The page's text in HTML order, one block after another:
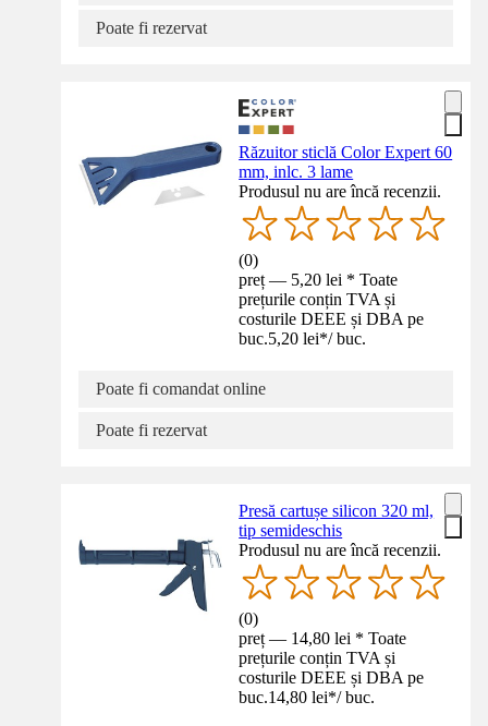
Poate fi rezervat
Răzuitor sticlă Color Expert 60
mm, inlc. 3 lame
Produsul nu are încă recenzii.
(0)
preț — 5,20 lei * Toate
prețurile conțin TVA și
costurile DEEE și DBA pe
buc.5,20 lei*/ buc.
Poate fi comandat online
Poate fi rezervat
Presă cartușe silicon 320 ml,
tip semideschis
Produsul nu are încă recenzii.
(0)
preț — 14,80 lei * Toate
prețurile conțin TVA și
costurile DEEE și DBA pe
buc.14,80 lei*/ buc.